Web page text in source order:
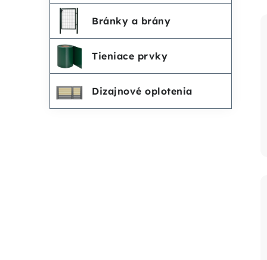
Bránky a brány
Tieniace prvky
Dizajnové oplotenia